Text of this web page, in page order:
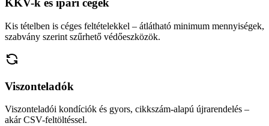
KKV-k és ipari cégek
Kis tételben is céges feltételekkel – átlátható minimum mennyiségek,
szabvány szerint szűrhető védőeszközök.
Viszonteladók
Viszonteladói kondíciók és gyors, cikkszám-alapú újrarendelés –
akár CSV-feltöltéssel.